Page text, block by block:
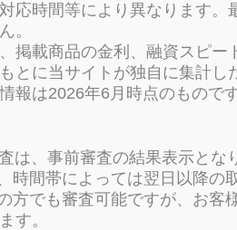
応時間等により異なります
。
掲載商品の金利、融資スピー
とに当サイトが独自に集計
報は2026年6月時点のもので
は、事前審査の結果表示とな
時間帯によっては翌日以降の
方でも審査可能ですが、お客
す。